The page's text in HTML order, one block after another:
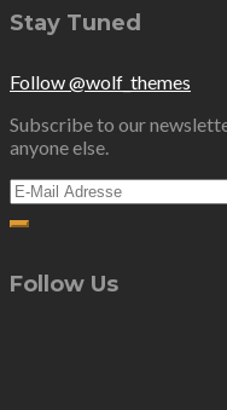
Stay Tuned
Follow @wolf_themes
Subscribe to our
anyone else.
Follow Us